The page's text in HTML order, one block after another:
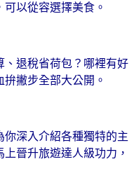
以從容選擇美食。
、退稅省荷包？哪裡有好
撇步全部大公開。
深入介紹各種獨特的主
晉升旅遊達人級功力，